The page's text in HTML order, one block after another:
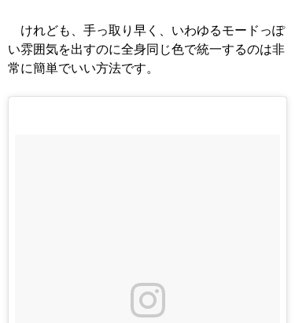
けれども、手っ取り早く、いわゆるモードっぽ
い雰囲気を出すのに全身同じ色で統一するのは非
常に簡単でいい方法です。